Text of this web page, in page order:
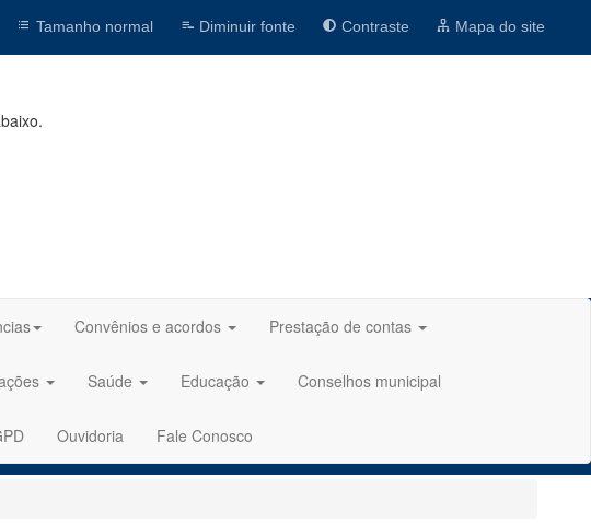
Tamanho normal Diminuir fonte Contraste Mapa do site
Convênios e acordos Prestação de contas
Saúde Educação Conselhos municipal
Ouvidoria Fale Conosco